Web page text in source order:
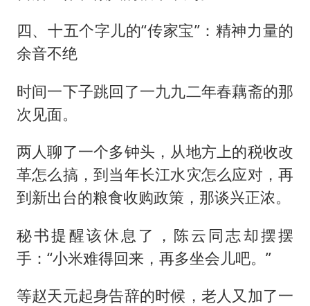
四、十五个字儿的“传家宝”：精神力量的
余音不绝
时间一下子跳回了一九九二年春藕斋的那
次见面。
两人聊了一个多钟头，从地方上的税收改
革怎么搞，到当年长江水灾怎么应对，再
到新出台的粮食收购政策，那谈兴正浓。
秘书提醒该休息了，陈云同志却摆摆
手：“小米难得回来，再多坐会儿吧。”
等赵天元起身告辞的时候，老人又加了一